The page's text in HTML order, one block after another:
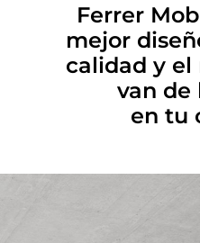
Ferrer
mejor
calidad y
van de
en tu